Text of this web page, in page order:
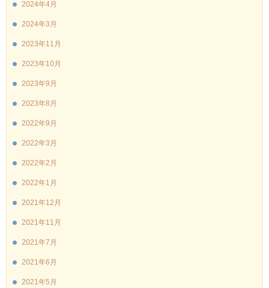
2024年4月
2024年3月
2023年11月
2023年10月
2023年9月
2023年8月
2022年9月
2022年3月
2022年2月
2022年1月
2021年12月
2021年11月
2021年7月
2021年6月
2021年5月